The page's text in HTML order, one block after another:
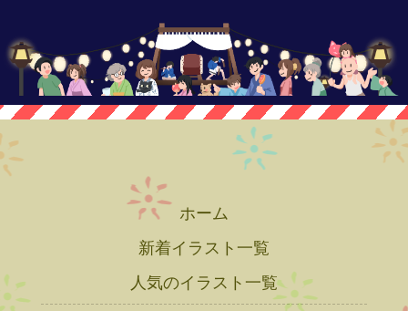
ホーム
新着イラスト一覧
人気のイラスト一覧